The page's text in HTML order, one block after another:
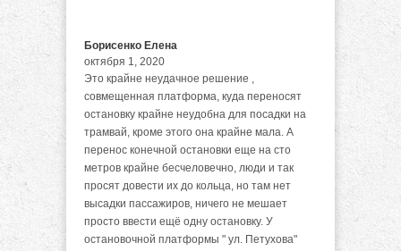
Борисенко Елена
октября 1, 2020
Это крайне неудачное решение ,
совмещенная платформа, куда переносят
остановку крайне неудобна для посадки на
трамвай, кроме этого она крайне мала. А
перенос конечной остановки еще на сто
метров крайне бесчеловечно, люди и так
просят довести их до кольца, но там нет
высадки пассажиров, ничего не мешает
просто ввести ещё одну остановку. У
остановочной платформы " ул. Петухова"